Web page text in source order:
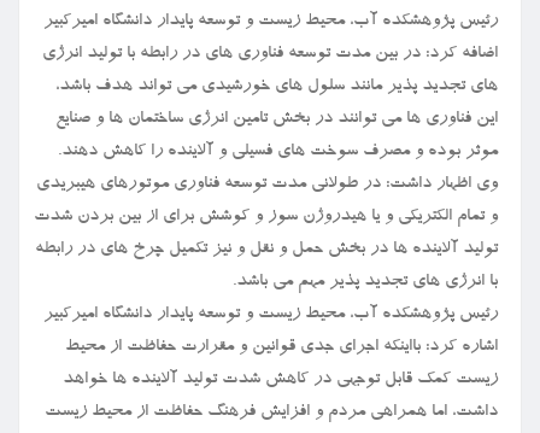
رئیس پژوهشکده آب، محیط زیست و توسعه پایدار دانشگاه امیرکبیر
اضافه کرد: در بین مدت توسعه فناوری های در رابطه با تولید انرژی
های تجدید پذیر مانند سلول های خورشیدی می تواند هدف باشد،
این فناوری ها می توانند در بخش تامین انرژی ساختمان ها و صنایع
موثر بوده و مصرف سوخت های فسیلی و آلاینده را کاهش دهند.
وی اظهار داشت: در طولانی مدت توسعه فناوری موتورهای هیبریدی
و تمام الکتریکی و یا هیدروژن سوز و کوشش برای از بین بردن شدت
تولید آلاینده ها در بخش حمل و نقل و نیز تکمیل چرخ های در رابطه
با انرژی های تجدید پذیر مهم می باشد.
رئیس پژوهشکده آب، محیط زیست و توسعه پایدار دانشگاه امیرکبیر
اشاره کرد: بااینکه اجرای جدی قوانین و مقرارت حفاظت از محیط
زیست کمک قابل توجهی در کاهش شدت تولید آلاینده ها خواهد
داشت، اما همراهی مردم و افزایش فرهنگ حفاظت از محیط زیست